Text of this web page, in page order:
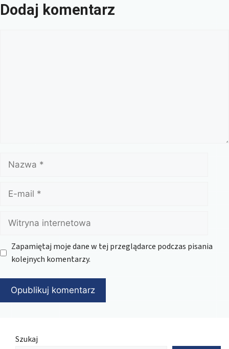
Dodaj komentarz
Nazwa
mail
Witryna
internetowa
Zapamiętaj moje dane w tej przeglądarce podczas pisania
kolejnych komentarzy.
Szukaj